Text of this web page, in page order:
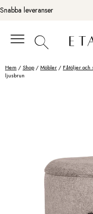
Fortsätt
till
Snabba leveranser
Hem /Shop /Möbler / Fåtöljer och
ljusbrun